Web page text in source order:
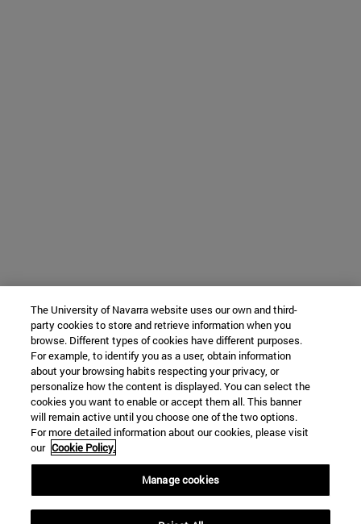
The University of Navarra website uses our own and third-
party cookies to store and retrieve information when you
browse. Different types of cookies have different purposes.
For example, to identify you as a user, obtain information
about your browsing habits respecting your privacy, or
personalize how the content is displayed. You can select the
cookies you want to enable or accept them all. This banner
will remain active until you choose one of the two options.
For more detailed information about our cookies, please visit
our Cookie Policy.
Manage cookies